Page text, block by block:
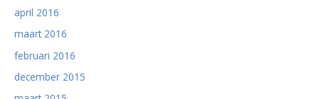
april 2016
maart 2016
februari 2016
december 2015